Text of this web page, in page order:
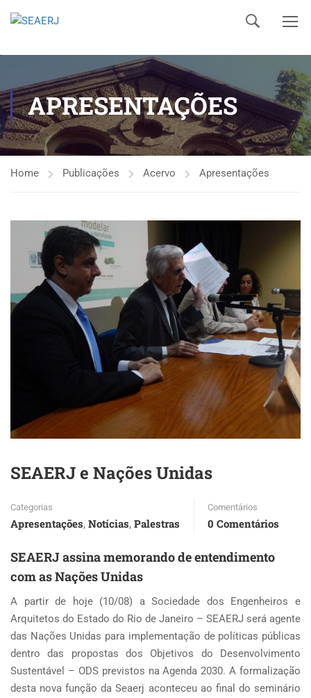
APRESENTAÇÕES
Home Publicações Acervo Apresentações
SEAERJ e Nações Unidas
Categorias
Apresentações, Notícias, Palestras
Comentários
0 Comentários
SEAERJ assina memorando de entendimento
com as Nações Unidas
A partir de hoje (10/08) a Sociedade dos Engenheiros e
Arquitetos do Estado do Rio de Janeiro – SEAERJ será agente
das Nações Unidas para implementação de políticas públicas
dentro das propostas dos Objetivos do Desenvolvimento
Sustentável – ODS previstos na Agenda 2030. A formalização
desta nova função da Seaerj aconteceu ao final do seminário